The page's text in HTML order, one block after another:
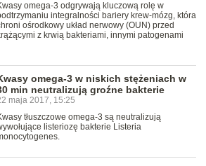
omega-3 odgrywają kluczową rolę w
integralności bariery krew-mózg, która
ośrodkowy układ nerwowy (OUN) przed
z krwią bakteriami, innymi patogenami
omega-3 w niskich stężeniach w
min neutralizują groźne bakterie
maja 2017, 15:25
tłuszczowe omega-3 są neutralizują
listeriozę bakterie Listeria